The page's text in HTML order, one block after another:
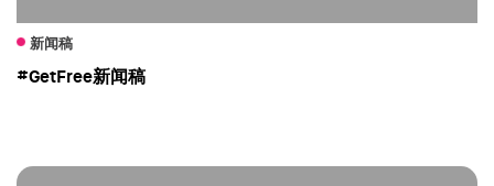
新闻稿
#GetFree新闻稿